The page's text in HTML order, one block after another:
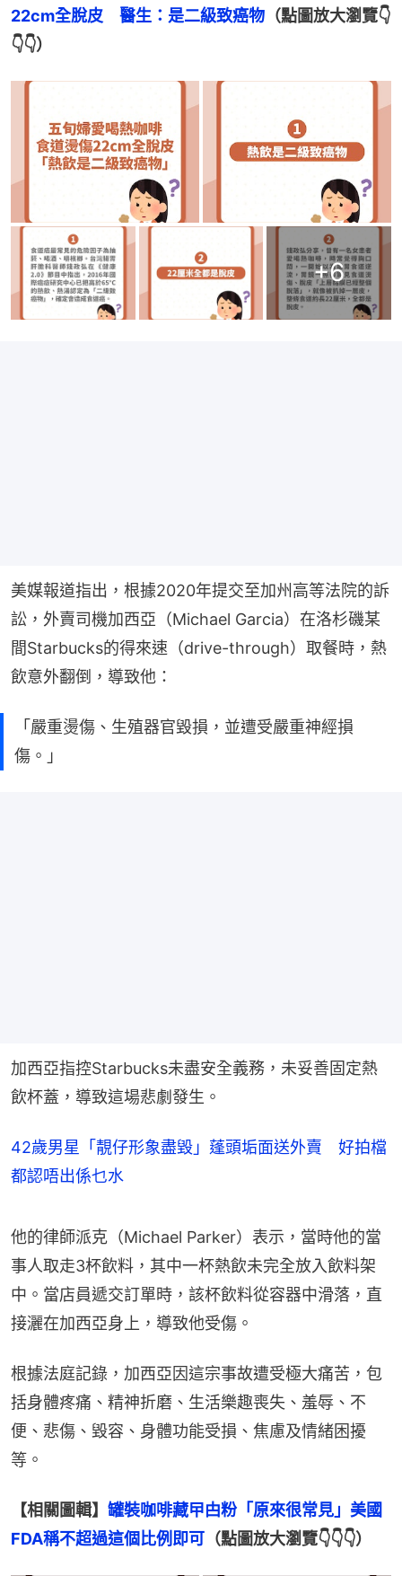
22cm全脫皮　醫生：是二級致癌物 （點圖放大瀏覽👇
👇👇）
+6
美媒報道指出，根據2020年提交至加州高等法院的訴
訟，外賣司機加西亞（Michael Garcia）在洛杉磯某
間Starbucks的得來速（drive-through）取餐時，熱
飲意外翻倒，導致他：
「嚴重燙傷、生殖器官毀損，並遭受嚴重神經損
傷。」
加西亞指控Starbucks未盡安全義務，未妥善固定熱
飲杯蓋，導致這場悲劇發生。
42歲男星「靚仔形象盡毀」蓬頭垢面送外賣 好拍檔
都認唔出係乜水
他的律師派克（Michael Parker）表示，當時他的當
事人取走3杯飲料，其中一杯熱飲未完全放入飲料架
中。當店員遞交訂單時，該杯飲料從容器中滑落，直
接灑在加西亞身上，導致他受傷。
根據法庭記錄，加西亞因這宗事故遭受極大痛苦，包
括身體疼痛、精神折磨、生活樂趣喪失、羞辱、不
便、悲傷、毀容、身體功能受損、焦慮及情緒困擾
等。
【相關圖輯】 罐裝咖啡藏曱甴粉「原來很常見」美國
FDA稱不超過這個比例即可 （點圖放大瀏覽👇👇👇）